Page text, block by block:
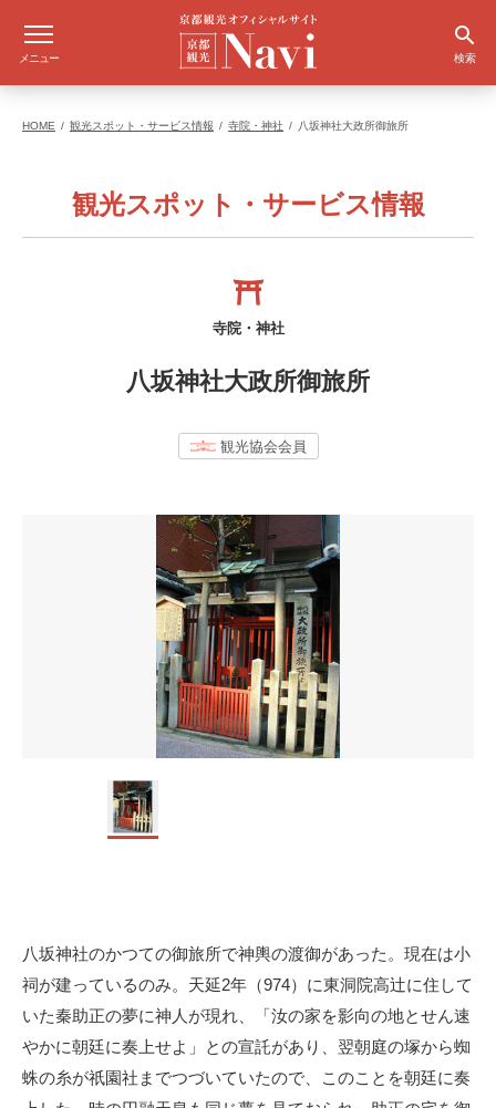
メニュー 検索
HOME 観光スポット・サービス情報 寺院・神社 八坂神社大政所御旅所
観光スポット・サービス情報
寺院・神社
八坂神社大政所御旅所
観光協会会員
八坂神社のかつての御旅所で神輿の渡御があった。現在は小
祠が建っているのみ。天延2年（974）に東洞院高辻に住して
いた秦助正の夢に神人が現れ、「汝の家を影向の地とせん速
やかに朝廷に奏上せよ」との宣託があり、翌朝庭の塚から蜘
蛛の糸が祇園社までつづいていたので、このことを朝廷に奏